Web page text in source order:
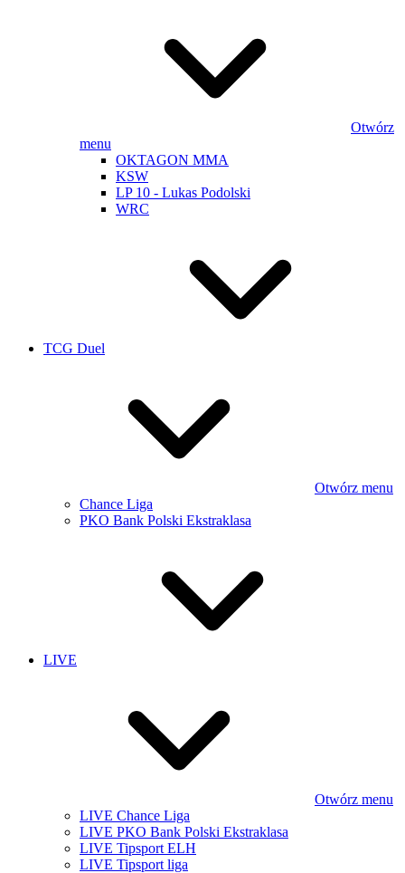
Otwórz
menu
OKTAGON MMA
KSW
LP 10 - Lukas Podolski
WRC
TCG Duel
Otwórz menu
Chance Liga
PKO Bank Polski Ekstraklasa
LIVE
Otwórz menu
LIVE Chance Liga
LIVE PKO Bank Polski Ekstraklasa
LIVE Tipsport ELH
LIVE Tipsport liga